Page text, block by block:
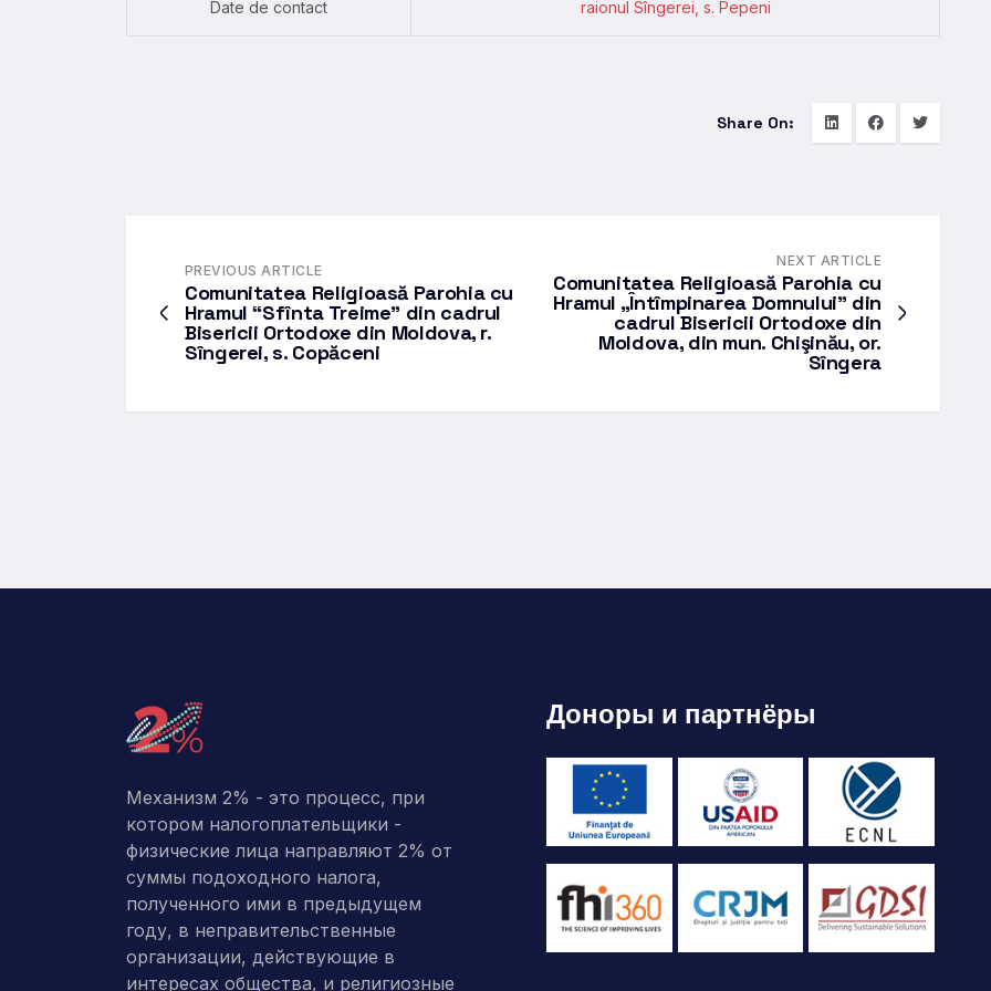
Date de contact raionul Sîngerei, s. Pepeni
Share On:
PREVIOUS ARTICLE
Comunitatea Religioasă Parohia cu
Hramul “Sfînta Treime” din cadrul
Bisericii Ortodoxe din Moldova, r.
Sîngerei, s. Copăceni
NEXT ARTICLE
Comunitatea Religioasă Parohia cu
Hramul „Întîmpinarea Domnului” din
cadrul Bisericii Ortodoxe din
Moldova, din mun. Chişinău, or.
Sîngera
Механизм 2% - это процесс, при
котором налогоплательщики -
физические лица направляют 2% от
суммы подоходного налога,
полученного ими в предыдущем
году, в неправительственные
организации, действующие в
интересах общества, и религиозные
Доноры и партнёры